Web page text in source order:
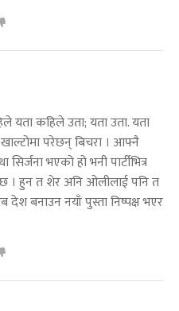
यता कहिले उता; यता उता. यता
खाल्टोमा परेछन् बिचरा । आफ्नै
भएको हो भनी पार्टीभित्र
। हुन त शेर अनि ओलीलाई पनि त
बनाउन नयाँ पुस्ता निष्पक्ष भएर